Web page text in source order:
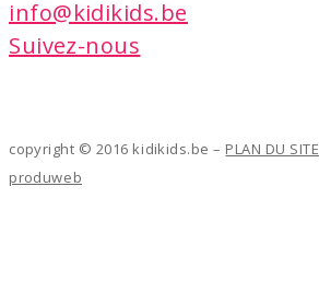
info@kidikids.be
Suivez-nous
copyright © 2016 kidikids.be – PLAN DU SITE
produweb